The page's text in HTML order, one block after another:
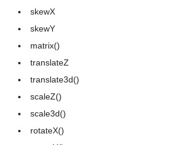
skewX
skewY
matrix()
translateZ
translate3d()
scaleZ()
scale3d()
rotateX()